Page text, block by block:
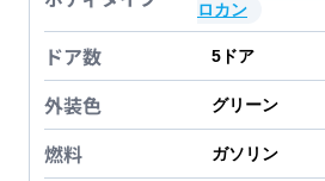
ロカン
ドア数 5 ドア
外装色 グリーン
燃料 ガソリン